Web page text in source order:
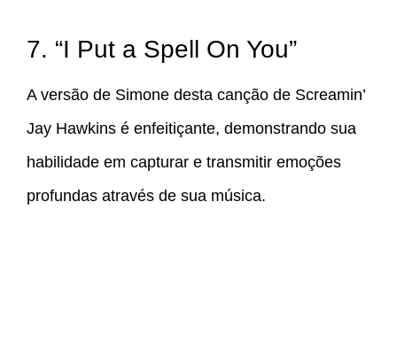
7. “I Put a Spell On You”
A versão de Simone desta canção de Screamin’
Jay Hawkins é enfeitiçante, demonstrando sua
habilidade em capturar e transmitir emoções
profundas através de sua música.